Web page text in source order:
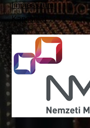
Impresszum
Kapcsolat